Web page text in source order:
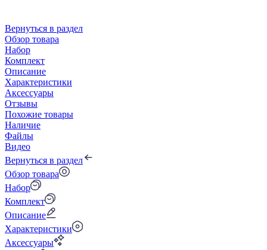
Вернуться в раздел
Обзор товара
Набор
Комплект
Описание
Характеристики
Аксессуары
Отзывы
Похожие товары
Наличие
Файлы
Видео
Вернуться в раздел
Обзор товара
Набор
Комплект
Описание
Характеристики
Аксессуары